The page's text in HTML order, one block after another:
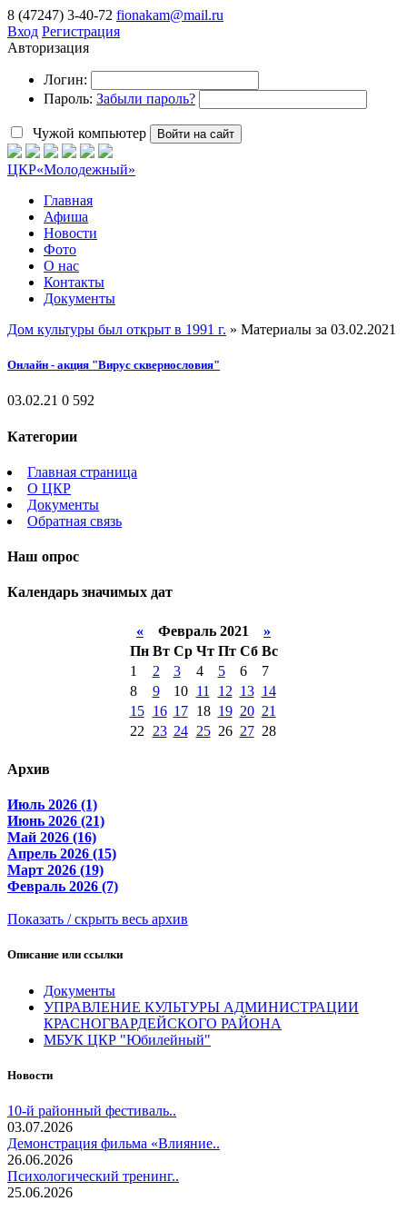
8 (47247) 3-40-72 fionakam@mail.ru
Вход Регистрация
Авторизация
Логин:
Пароль: Забыли пароль?
Чужой компьютер Войти на сайт
ЦКР«Молодежный»
Главная
Афиша
Новости
Фото
О нас
Контакты
Документы
Дом культуры был открыт в 1991 г. » Материалы за 03.02.2021
Онлайн - акция "Вирус сквернословия"
03.02.21 0 592
Категории
Главная страница
О ЦКР
Документы
Обратная связь
Наш опрос
Календарь значимых дат
« Февраль 2021 »
Пн Вт Ср Чт Пт Сб Вс
1
2 3 4 5 6
7
8
9 10 11 12 13 14
15
16 17 18 19 20 21
22
23 24 25 26 27 28
Архив
Июль 2026 (1)
Июнь 2026 (21)
Май 2026 (16)
Апрель 2026 (15)
Март 2026 (19)
Февраль 2026 (7)
Показать / скрыть весь архив
Описание или ссылки
Документы
УПРАВЛЕНИЕ КУЛЬТУРЫ АДМИНИСТРАЦИИ
КРАСНОГВАРДЕЙСКОГО РАЙОНА
МБУК ЦКР "Юбилейный"
Новости
10-й районный фестиваль..
03.07.2026
Демонстрация фильма «Влияние..
26.06.2026
Психологический тренинг..
25.06.2026